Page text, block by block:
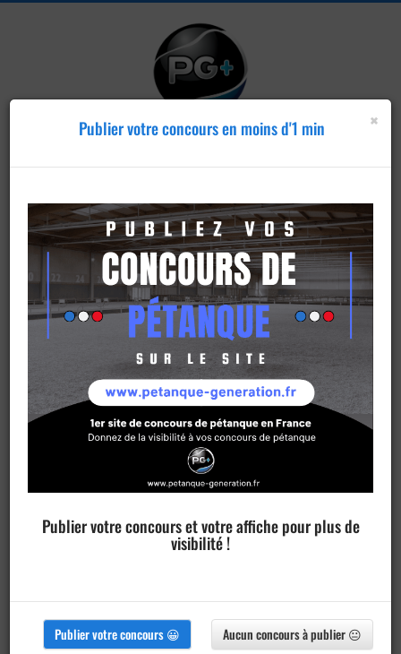
Publier un
concours
×
Publier votre concours en moins d'1 min
Publier votre concours et votre affiche pour plus de
visibilité !
Publier votre concours 😀 Aucun concours à publier 😐